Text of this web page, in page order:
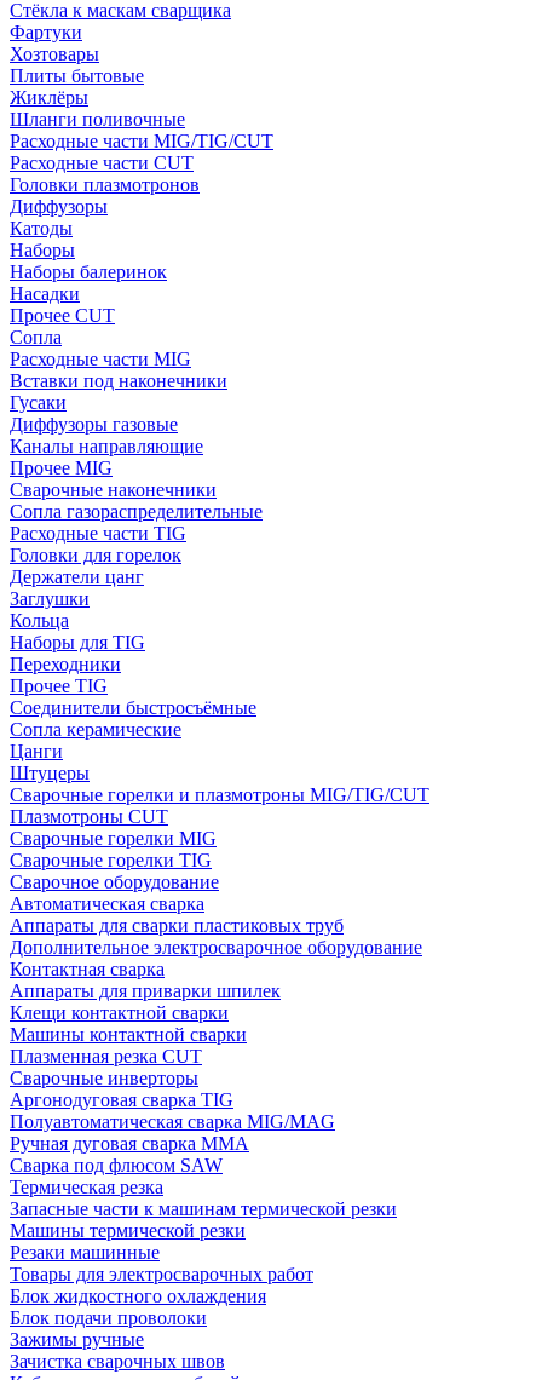
Стёкла к маскам сварщика
Фартуки
Хозтовары
Плиты бытовые
Жиклёры
Шланги поливочные
Расходные части MIG/TIG/CUT
Расходные части CUT
Головки плазмотронов
Диффузоры
Катоды
Наборы
Наборы балеринок
Насадки
Прочее CUT
Сопла
Расходные части MIG
Вставки под наконечники
Гусаки
Диффузоры газовые
Каналы направляющие
Прочее MIG
Сварочные наконечники
Сопла газораспределительные
Расходные части TIG
Головки для горелок
Держатели цанг
Заглушки
Кольца
Наборы для TIG
Переходники
Прочее TIG
Соединители быстросъёмные
Сопла керамические
Цанги
Штуцеры
Сварочные горелки и плазмотроны MIG/TIG/CUT
Плазмотроны CUT
Сварочные горелки MIG
Сварочные горелки TIG
Сварочное оборудование
Автоматическая сварка
Аппараты для сварки пластиковых труб
Дополнительное электросварочное оборудование
Контактная сварка
Аппараты для приварки шпилек
Клещи контактной сварки
Машины контактной сварки
Плазменная резка CUT
Сварочные инверторы
Аргонодуговая сварка TIG
Полуавтоматическая сварка MIG/MAG
Ручная дуговая сварка MMA
Сварка под флюсом SAW
Термическая резка
Запасные части к машинам термической резки
Машины термической резки
Резаки машинные
Товары для электросварочных работ
Блок жидкостного охлаждения
Блок подачи проволоки
Зажимы ручные
Зачистка сварочных швов